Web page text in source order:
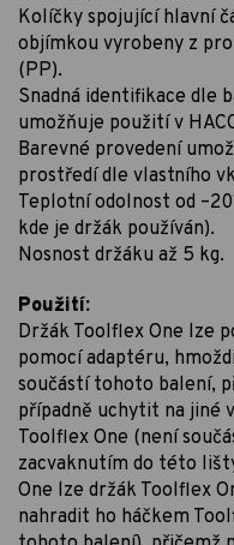
Kolíčky spojující hlavní
objímkou vyrobeny z
(PP).
Snadná identifikace dle
umožňuje použití v
Barevné provedení
prostředí dle vlastního
Teplotní odolnost od
kde je držák používán).
Nosnost držáku až 5 kg.
Použití:
Držák Toolflex One lze
pomocí adaptéru,
součástí tohoto balení,
případně uchytit na jiné
Toolflex One (není
zacvaknutím do této
One lze držák Toolflex
nahradit ho háčkem